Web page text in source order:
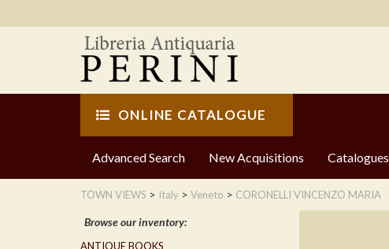
ONLINE CATALOGUE
Advanced Search New Acquisitions Catalogues
TOWN VIEWS > Italy > Veneto > CORONELLI VINCENZO MARIA
Browse our inventory:
ANTIQUE BOOKS